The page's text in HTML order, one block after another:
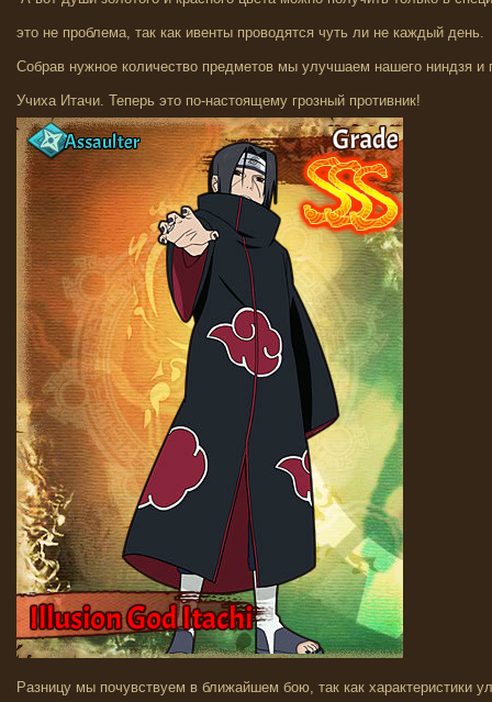
это не проблема, так как ивенты проводятся чуть ли не каждый день.
Собрав нужное количество предметов мы улучшаем нашего ниндзя
Учиха Итачи. Теперь это по-настоящему грозный противник!
Разницу мы почувствуем в ближайшем бою, так как характеристики